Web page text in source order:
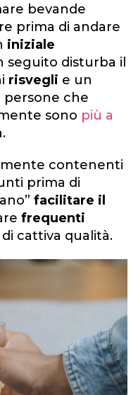
bevande
prima di andare
iniziale
seguito disturba il
risvegli e un
persone che
sono più a
contenenti
prima di
facilitare il
frequenti
cattiva qualità.